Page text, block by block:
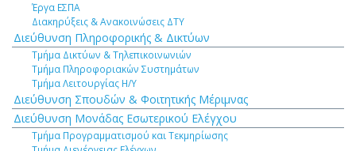
Έργα ΕΣΠΑ
Διακηρύξεις & Ανακοινώσεις ΔΤΥ
Διεύθυνση Πληροφορικής & Δικτύων
Τμήμα Δικτύων & Τηλεπικοινωνιών
Τμήμα Πληροφοριακών Συστημάτων
Τμήμα Λειτουργίας Η/Υ
Διεύθυνση Σπουδών & Φοιτητικής Μέριμνας
Διεύθυνση Μονάδας Εσωτερικού Ελέγχου
Τμήμα Προγραμματισμού και Τεκμηρίωσης